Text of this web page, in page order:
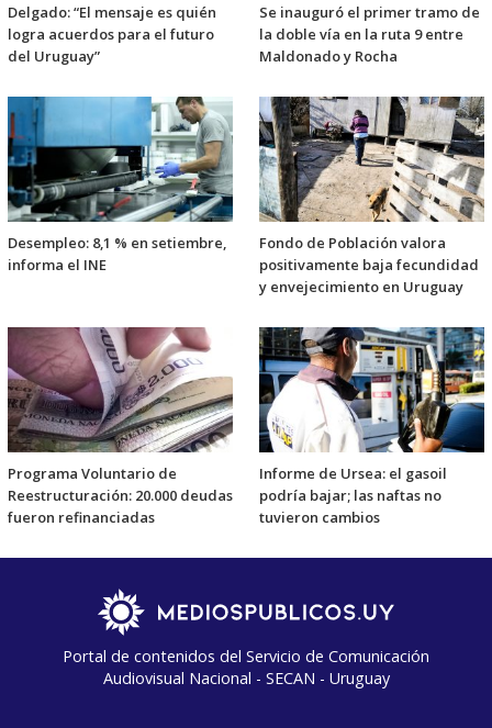
Delgado: “El mensaje es quién
logra acuerdos para el futuro
del Uruguay”
Se inauguró el primer tramo de
la doble vía en la ruta 9 entre
Maldonado y Rocha
Desempleo: 8,1 % en setiembre,
informa el INE
Fondo de Población valora
positivamente baja fecundidad
y envejecimiento en Uruguay
Programa Voluntario de
Reestructuración: 20.000 deudas
fueron refinanciadas
Informe de Ursea: el gasoil
podría bajar; las naftas no
tuvieron cambios
Portal de contenidos del Servicio de Comunicación
Audiovisual Nacional - SECAN - Uruguay